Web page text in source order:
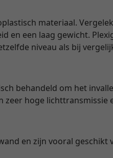
materiaal.
en een laag gewicht.
niveau als bij
behandeld om het
zeer hoge lichttransmissie
en zijn vooral geschikt